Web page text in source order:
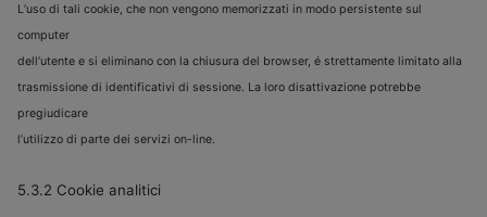
L’uso di tali cookie, che non vengono memorizzati in modo persistente sul
computer
dell’utente e si eliminano con la chiusura del browser, é strettamente limitato alla
trasmissione di identificativi di sessione. La loro disattivazione potrebbe
pregiudicare
l’utilizzo di parte dei servizi on-line.
5.3.2 Cookie analitici